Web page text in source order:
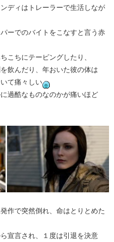
ディはトレーラーで生活しなが
ーでのバイトをこなすと言う赤
こちにテーピングしたり、
飲んだり、年おいた彼の体は
て痛々しい
過酷なものなのかが痛いほど
作で突然倒れ、命はとりとめた
宣言され、１度は引退を決意